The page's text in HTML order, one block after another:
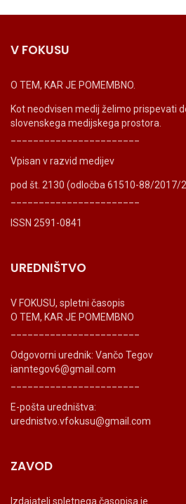
V FOKUSU
O TEM, KAR JE POMEMBNO.
Kot neodvisen medij želimo prispevati
slovenskega medijskega prostora.
Vpisan v razvid medijev
pod št. 2130 (odločba 61510-88/2017/
ISSN 2591-0841
UREDNIŠTVO
V FOKUSU, spletni časopis
O TEM, KAR JE POMEMBNO
Odgovorni urednik: Vančo Tegov
ianntegov6@gmail.com
E-pošta uredništva:
urednistvo.vfokusu@gmail.com
ZAVOD
Izdajatelj spletnega časopisa je